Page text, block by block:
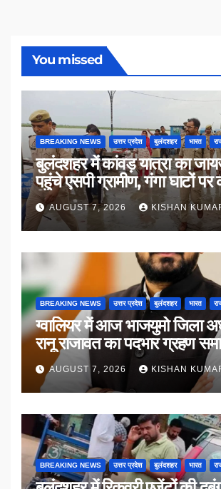
You missed
BREAKING NEWS उत्तर प्रदेश बुलंदशहर भारत
बुलंदशहर में कांवड़ यात्रा का
पहुंचे एसपी ग्रामीण, गंगा घाटों पर
किया संवाद
AUGUST 7, 2026 KISHAN
BREAKING NEWS उत्तर प्रदेश बुलंदशहर भारत
ग्वालियर में आज भाजयुमो जिला
रानू राजावत का पदभार ग्रहण
AUGUST 7, 2026 KISHAN
BREAKING NEWS उत्तर प्रदेश बुलंदशहर भारत